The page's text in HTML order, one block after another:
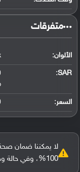
‏متفرقات‏
الألوان:
SAR
:
السعر:
لا يمكننا ضمان
100%، وفي حالة وجود خطأ يُرجى